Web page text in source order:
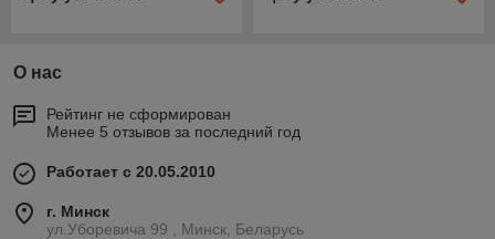
О нас
Рейтинг не сформирован
Менее 5 отзывов за последний год
Работает с 20.05.2010
г. Минск
ул.Уборевича 99 , Минск, Беларусь